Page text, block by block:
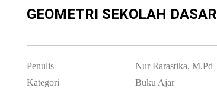
GEOMETRI SEKOLAH DASAR
Penulis
Kategori
Nur Rarastika, M.Pd
Buku Ajar